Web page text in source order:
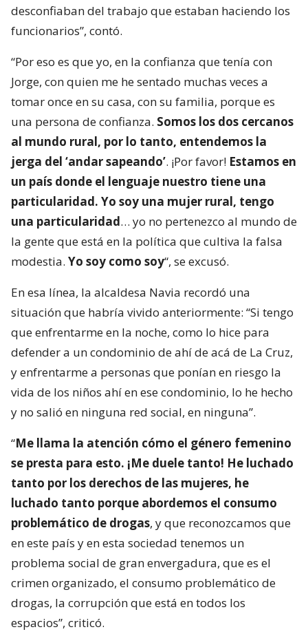
desconfiaban del trabajo que estaban haciendo los
funcionarios”, contó.
“Por eso es que yo, en la confianza que tenía con
Jorge, con quien me he sentado muchas veces a
tomar once en su casa, con su familia, porque es
una persona de confianza. Somos los dos cercanos
al mundo rural, por lo tanto, entendemos la
jerga del ‘andar sapeando’. ¡Por favor! Estamos en
un país donde el lenguaje nuestro tiene una
particularidad. Yo soy una mujer rural, tengo
una particularidad… yo no pertenezco al mundo de
la gente que está en la política que cultiva la falsa
modestia. Yo soy como soy“, se excusó.
En esa línea, la alcaldesa Navia recordó una
situación que habría vivido anteriormente: “Si tengo
que enfrentarme en la noche, como lo hice para
defender a un condominio de ahí de acá de La Cruz,
y enfrentarme a personas que ponían en riesgo la
vida de los niños ahí en ese condominio, lo he hecho
y no salió en ninguna red social, en ninguna”.
“Me llama la atención cómo el género femenino
se presta para esto. ¡Me duele tanto! He luchado
tanto por los derechos de las mujeres, he
luchado tanto porque abordemos el consumo
problemático de drogas, y que reconozcamos que
en este país y en esta sociedad tenemos un
problema social de gran envergadura, que es el
crimen organizado, el consumo problemático de
drogas, la corrupción que está en todos los
espacios”, criticó.